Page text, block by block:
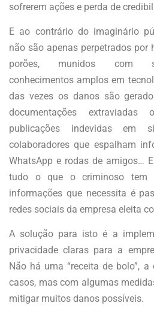
sofrerem ações e perda de
E ao contrário do imaginário
não são apenas perpetrados por
porões, munidos com
conhecimentos amplos em
das vezes os danos são
documentações extraviadas
publicações indevidas em
colaboradores que espalham
WhatsApp e rodas de amigos…
tudo o que o criminoso tem
informações que necessita é
redes sociais da empresa eleita
A solução para isto é a
privacidade claras para a
Não há uma “receita de bolo”,
casos, mas com algumas
mitigar muitos danos possíveis.